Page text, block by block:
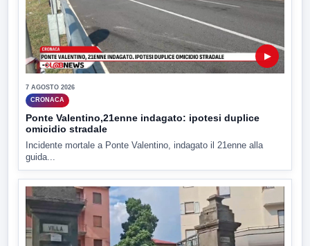
▶
7 AGOSTO 2026
CRONACA
Ponte Valentino,21enne indagato: ipotesi duplice
omicidio stradale
Incidente mortale a Ponte Valentino, indagato il 21enne alla
guida...